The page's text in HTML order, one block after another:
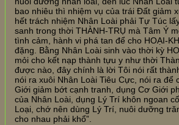
bao nhiêu thì nhiệm vụ của trái Đất giảm
hết trách nhiệm Nhân Loài phải Tự Túc
sanh trong thời THÀNH-TRỤ mà Tâm Ý
tình cảm, hành vi phá tan để cho HOẠI-
đặng. Bằng Nhân Loài sinh vào thời kỳ
mỏi cho kết nạp thành tựu y như thời
được nào, đây chính là lời Tôi nói rất
nói ra xuôi Nhân Loài Tiêu Cực, nói ra để
Giới giảm bớt cạnh tranh, dụng Cơ Giới
của Nhân Loài, dụng Lý Trí khôn ngoan
Loại, chớ nên dùng Lý Trí, nuôi dưỡng
cho nhau phải khổ”.